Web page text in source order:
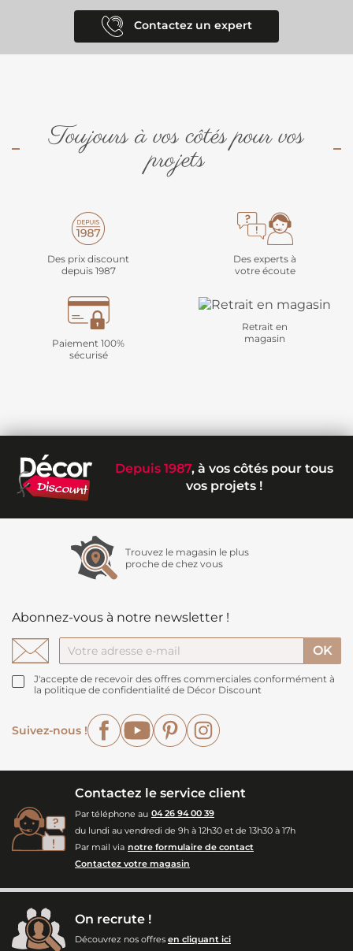
Contactez un expert
Toujours à vos côtés pour vos
projets
Des prix discount
depuis 1987
Des experts à
votre écoute
Paiement 100%
sécurisé
Retrait en
magasin
Depuis 1987, à vos côtés pour tous
vos projets !
Trouvez le magasin le plus
proche de chez vous
Abonnez-vous à notre newsletter !
J'accepte de recevoir des offres commerciales conformément à
la politique de confidentialité de Décor Discount
Suivez-nous !
FacebookYouTubePinterest
Contactez le service client
Par téléphone au 04 26 94 00 39
du lundi au vendredi de 9h à 12h30 et de 13h30 à 17h
Par mail via notre formulaire de contact
Contactez votre magasin
On recrute !
Découvrez nos offres en cliquant ici